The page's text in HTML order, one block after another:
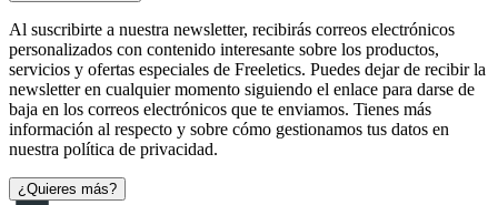
Al suscribirte a nuestra newsletter, recibirás correos electrónicos
personalizados con contenido interesante sobre los productos,
servicios y ofertas especiales de Freeletics. Puedes dejar de recibir la
newsletter en cualquier momento siguiendo el enlace para darse de
baja en los correos electrónicos que te enviamos. Tienes más
información al respecto y sobre cómo gestionamos tus datos en
nuestra política de privacidad.
¿Quieres más?